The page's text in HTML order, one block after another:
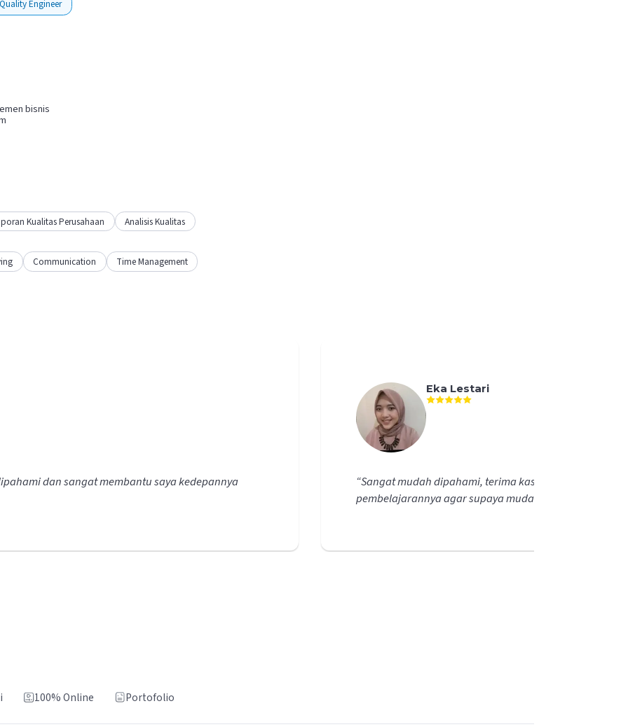
Engineer
bisnis
Kualitas Perusahaan Analisis Kualitas
Communication Time Management
dan sangat membantu saya kedepannya
Eka Lestari
“Sangat mudah dipahami, terima kasih kepada mentor
pembelajarannya agar supaya mudah dimengerti.
100% Online Portofolio